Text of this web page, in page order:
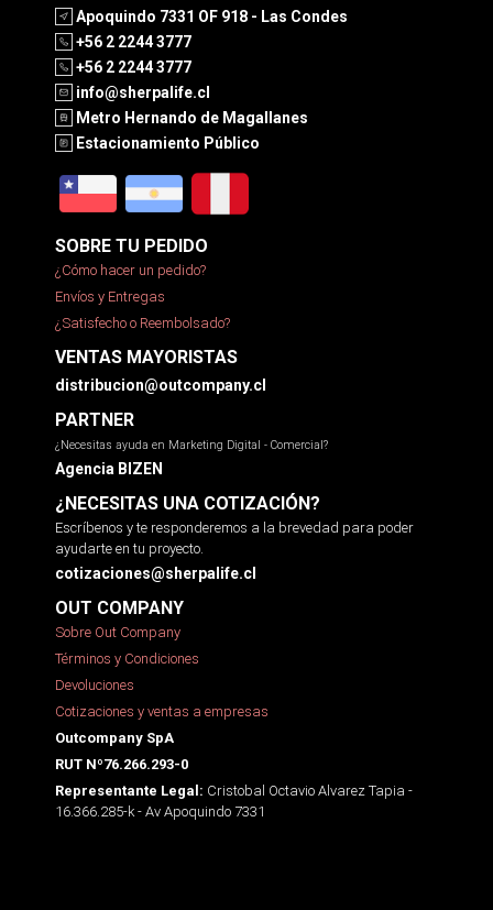
Apoquindo 7331 OF 918 - Las Condes
+56 2 2244 3777
+56 2 2244 3777
info@sherpalife.cl
Metro Hernando de Magallanes
Estacionamiento Público
SOBRE TU PEDIDO
¿Cómo hacer un pedido?
Envíos y Entregas
¿Satisfecho o Reembolsado?
VENTAS MAYORISTAS
distribucion@outcompany.cl
PARTNER
¿Necesitas ayuda en Marketing Digital - Comercial?
Agencia BIZEN
¿NECESITAS UNA COTIZACIÓN?
Escríbenos y te responderemos a la brevedad para poder
ayudarte en tu proyecto.
cotizaciones@sherpalife.cl
OUT COMPANY
Sobre Out Company
Términos y Condiciones
Devoluciones
Cotizaciones y ventas a empresas
Outcompany SpA
RUT Nº76.266.293-0
Representante Legal: Cristobal Octavio Alvarez Tapia -
16.366.285-k - Av Apoquindo 7331